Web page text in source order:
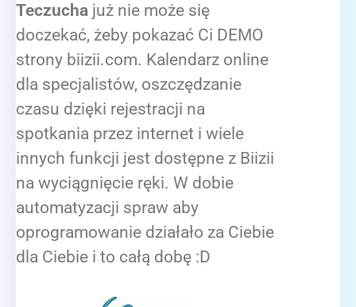
Teczucha już nie może się
doczekać, żeby pokazać Ci DEMO
strony biizii.com. Kalendarz online
dla specjalistów, oszczędzanie
czasu dzięki rejestracji na
spotkania przez internet i wiele
innych funkcji jest dostępne z Biizii
na wyciągnięcie ręki. W dobie
automatyzacji spraw aby
oprogramowanie działało za Ciebie
dla Ciebie i to całą dobę :D